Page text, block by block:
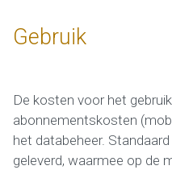
Gebruik
De kosten voor het
abonnementskosten
het databeheer.
geleverd, waarmee op de